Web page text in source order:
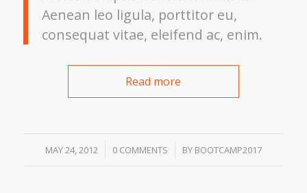
Aenean leo ligula, porttitor eu,
consequat vitae, eleifend ac, enim.
Read more
MAY 24, 2012
/ 0 COMMENTS
/ BY BOOTCAMP2017